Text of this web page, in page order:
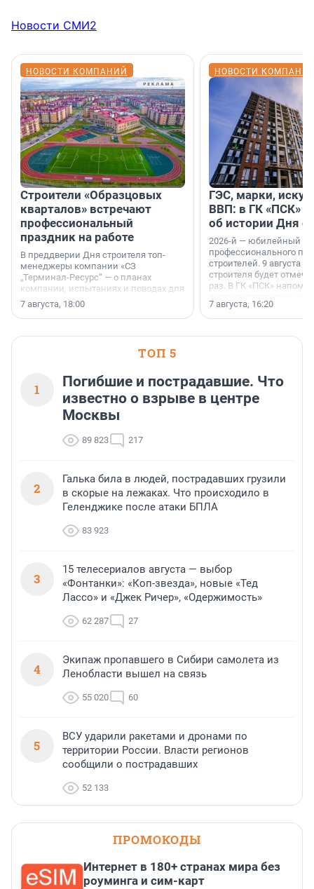
Новости СМИ2
НОВОСТИ КОМПАНИЙ
Строители «Образцовых
кварталов» встречают
профессиональный
праздник на работе
В преддверии Дня строителя топ-
менеджеры компании «СЗ
„Терминал-Ресурс“ — о планах
компании, испытаниях и поводах для
осторожного оптимизма.
7 августа, 18:00
НОВОСТИ
ГЭС, марки,
ВВП: в ГК «ПСК»
об истории Дня
2026-й — юбилейный
профессионального
строителей. 9 августа
строителя будет
раз. В ГК «ПСК»
поменялась роль
7 августа, 16:20
ТОП 5
1
Погибшие и пострадавшие. Что
известно о взрыве в центре
Москвы
89 823 217
2
Галька била в людей, пострадавших грузили
в скорые на лежаках. Что происходило в
Геленджике после атаки БПЛА
83 923
3
15 телесериалов августа — выбор
«Фонтанки»: «Коп-звезда», новые «Тед
Лассо» и «Джек Ричер», «Одержимость»
62 287 27
4
Экипаж пропавшего в Сибири самолета из
Ленобласти вышел на связь
55 020 60
5
ВСУ ударили ракетами и дронами по
территории России. Власти регионов
сообщили о пострадавших
52 133
ПРОМОКОДЫ
Интернет в 180+ странах мира без
роуминга и сим-карт